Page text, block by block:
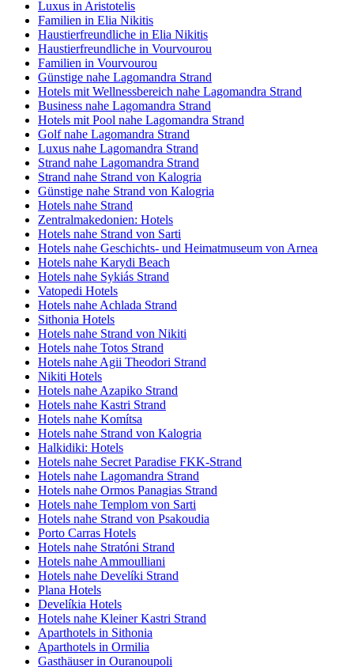
Luxus in Aristotelis
Familien in Elia Nikitis
Haustierfreundliche in Elia Nikitis
Haustierfreundliche in Vourvourou
Familien in Vourvourou
Günstige nahe Lagomandra Strand
Hotels mit Wellnessbereich nahe Lagomandra Strand
Business nahe Lagomandra Strand
Hotels mit Pool nahe Lagomandra Strand
Golf nahe Lagomandra Strand
Luxus nahe Lagomandra Strand
Strand nahe Lagomandra Strand
Strand nahe Strand von Kalogria
Günstige nahe Strand von Kalogria
Hotels nahe Strand
Zentralmakedonien: Hotels
Hotels nahe Strand von Sarti
Hotels nahe Geschichts- und Heimatmuseum von Arnea
Hotels nahe Karydi Beach
Hotels nahe Sykiás Strand
Vatopedi Hotels
Hotels nahe Achlada Strand
Sithonia Hotels
Hotels nahe Strand von Nikiti
Hotels nahe Totos Strand
Hotels nahe Agii Theodori Strand
Nikiti Hotels
Hotels nahe Azapiko Strand
Hotels nahe Kastri Strand
Hotels nahe Komítsa
Hotels nahe Strand von Kalogria
Halkidiki: Hotels
Hotels nahe Secret Paradise FKK-Strand
Hotels nahe Lagomandra Strand
Hotels nahe Ormos Panagias Strand
Hotels nahe Templom von Sarti
Hotels nahe Strand von Psakoudia
Porto Carras Hotels
Hotels nahe Stratóni Strand
Hotels nahe Ammoulliani
Hotels nahe Develíki Strand
Plana Hotels
Develíkia Hotels
Hotels nahe Kleiner Kastri Strand
Aparthotels in Sithonia
Aparthotels in Ormilia
Gasthäuser in Ouranoupoli